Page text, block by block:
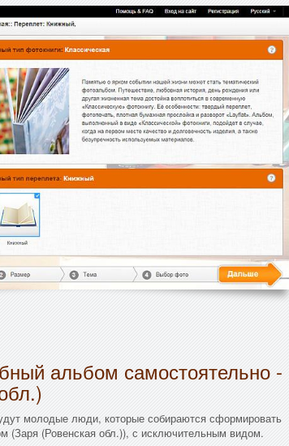
альбом самостоятельно -
молодые люди, которые собираются сформировать
(Заря (Ровенская обл.)), с исключительным видом.